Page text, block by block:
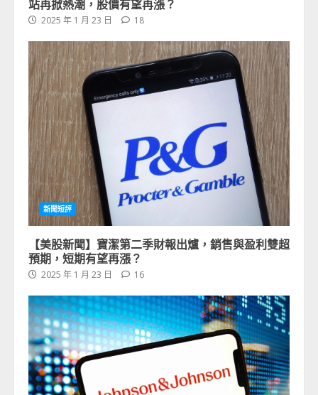
站再掀熱潮，股價有望再漲？
2025 年 1 月 23 日 18
新聞短評
【美股新聞】寶潔第二季財報出爐，銷售與盈利雙超
預期，短期有望再漲？
2025 年 1 月 23 日 16